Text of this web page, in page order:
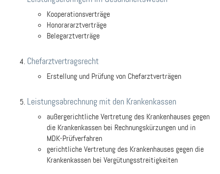
Kooperationsverträge
Honorararztverträge
Belegarztverträge
Chefarztvertragsrecht
Erstellung und Prüfung von Chefarztverträgen
Leistungsabrechnung mit den Krankenkassen
außergerichtliche Vertretung des Krankenhauses gegen
die Krankenkassen bei Rechnungskürzungen und in
MDK-Prüfverfahren
gerichtliche Vertretung des Krankenhauses gegen die
Krankenkassen bei Vergütungsstreitigkeiten